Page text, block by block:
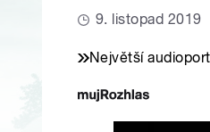
9. listopad 2019
Největší